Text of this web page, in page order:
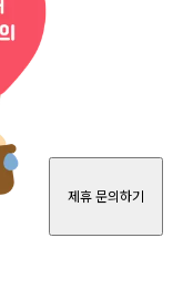
제휴 문의하기